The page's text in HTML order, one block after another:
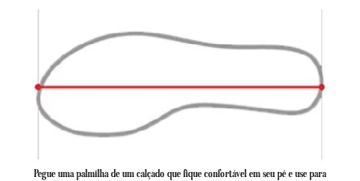
Pegue uma palmilha de um calçado que fique confortável em seu pé e use para